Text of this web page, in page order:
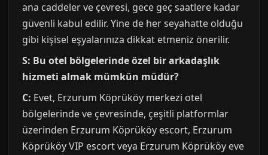
ana caddeler ve çevresi, gece geç saatlere kadar
güvenli kabul edilir. Yine de her seyahatte olduğu
gibi kişisel eşyalarınıza dikkat etmeniz önerilir.
S: Bu otel bölgelerinde özel bir arkadaşlık
hizmeti almak mümkün müdür?
C: Evet, Erzurum Köprüköy merkezi otel
bölgelerinde ve çevresinde, çeşitli platformlar
üzerinden Erzurum Köprüköy escort, Erzurum
Köprüköy VIP escort veya Erzurum Köprüköy eve